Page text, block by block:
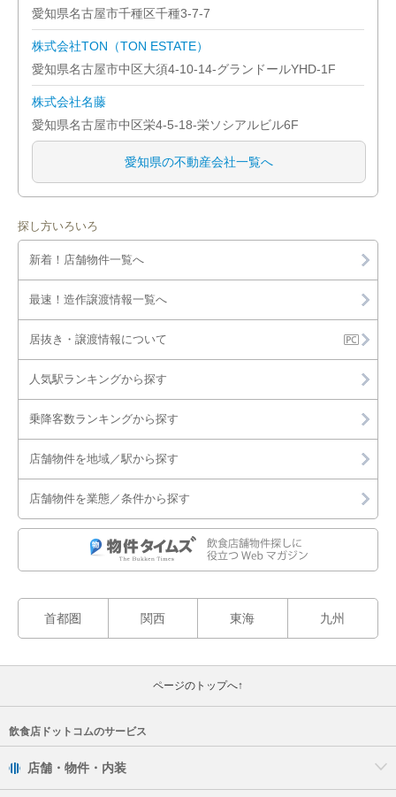
愛知県名古屋市千種区千種3-7-7
株式会社TON（TON ESTATE）
愛知県名古屋市中区大須4-10-14-グランドールYHD-1F
株式会社名藤
愛知県名古屋市中区栄4-5-18-栄ソシアルビル6F
愛知県の不動産会社一覧へ
探し方いろいろ
新着！店舗物件一覧へ
最速！造作譲渡情報一覧へ
居抜き・譲渡情報について
人気駅ランキングから探す
乗降客数ランキングから探す
店舗物件を地域／駅から探す
店舗物件を業態／条件から探す
首都圏 関西 東海 九州
ページのトップへ↑
飲食店ドットコムのサービス
店舗・物件・内装